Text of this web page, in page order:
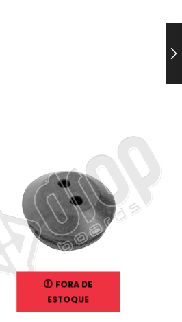
FORA DE
ESTOQUE